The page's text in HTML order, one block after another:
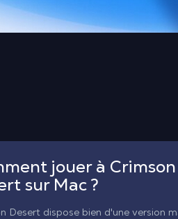
jouer à Crimson
sur Mac ?
Desert dispose bien d'une version